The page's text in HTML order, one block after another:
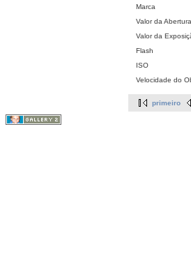
Marca
Valor da Abertura
Valor da
Flash
ISO
Velocidade do
primeiro